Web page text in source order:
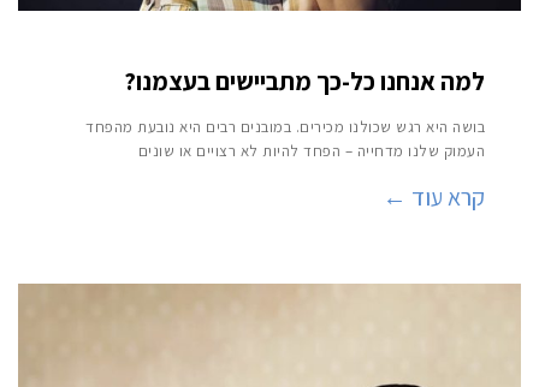
למה אנחנו כל-כך מתביישים בעצמנו?
בושה היא רגש שכולנו מכירים. במובנים רבים היא נובעת מהפחד
העמוק שלנו מדחייה – הפחד להיות לא רצויים או שונים
קרא עוד ←